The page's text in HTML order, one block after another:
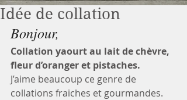
Idée de collation
Bonjour,
Collation yaourt au lait de chèvre,
fleur d’oranger et pistaches.
J’aime beaucoup ce genre de
collations fraiches et gourmandes.